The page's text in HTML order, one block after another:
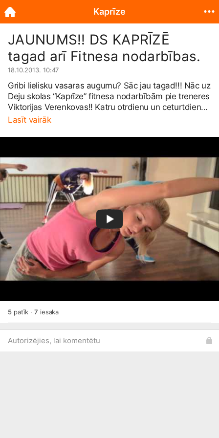
JAUNUMS!! DS KAPRĪZĒ
tagad arī Fitnesa nodarbības.
18.10.2013. 10:47
Gribi lielisku vasaras augumu? Sāc jau tagad!!! Nāc uz
Deju skolas “Kaprīze” fitnesa nodarbībām pie treneres
Viktorijas Verenkovas!! Katru otrdienu un ceturtdienu
19.30 Rīgā, Avotu ielā 17
Lasīt vairāk
5patīk ·7 iesaka
Autorizējies, lai komentētu
Kaprīze